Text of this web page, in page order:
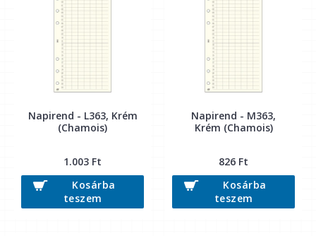
Napirend - L363, Krém
(Chamois)
1.003 Ft
Kosárba
teszem
Napirend - M363,
Krém (Chamois)
826 Ft
Kosárba
teszem